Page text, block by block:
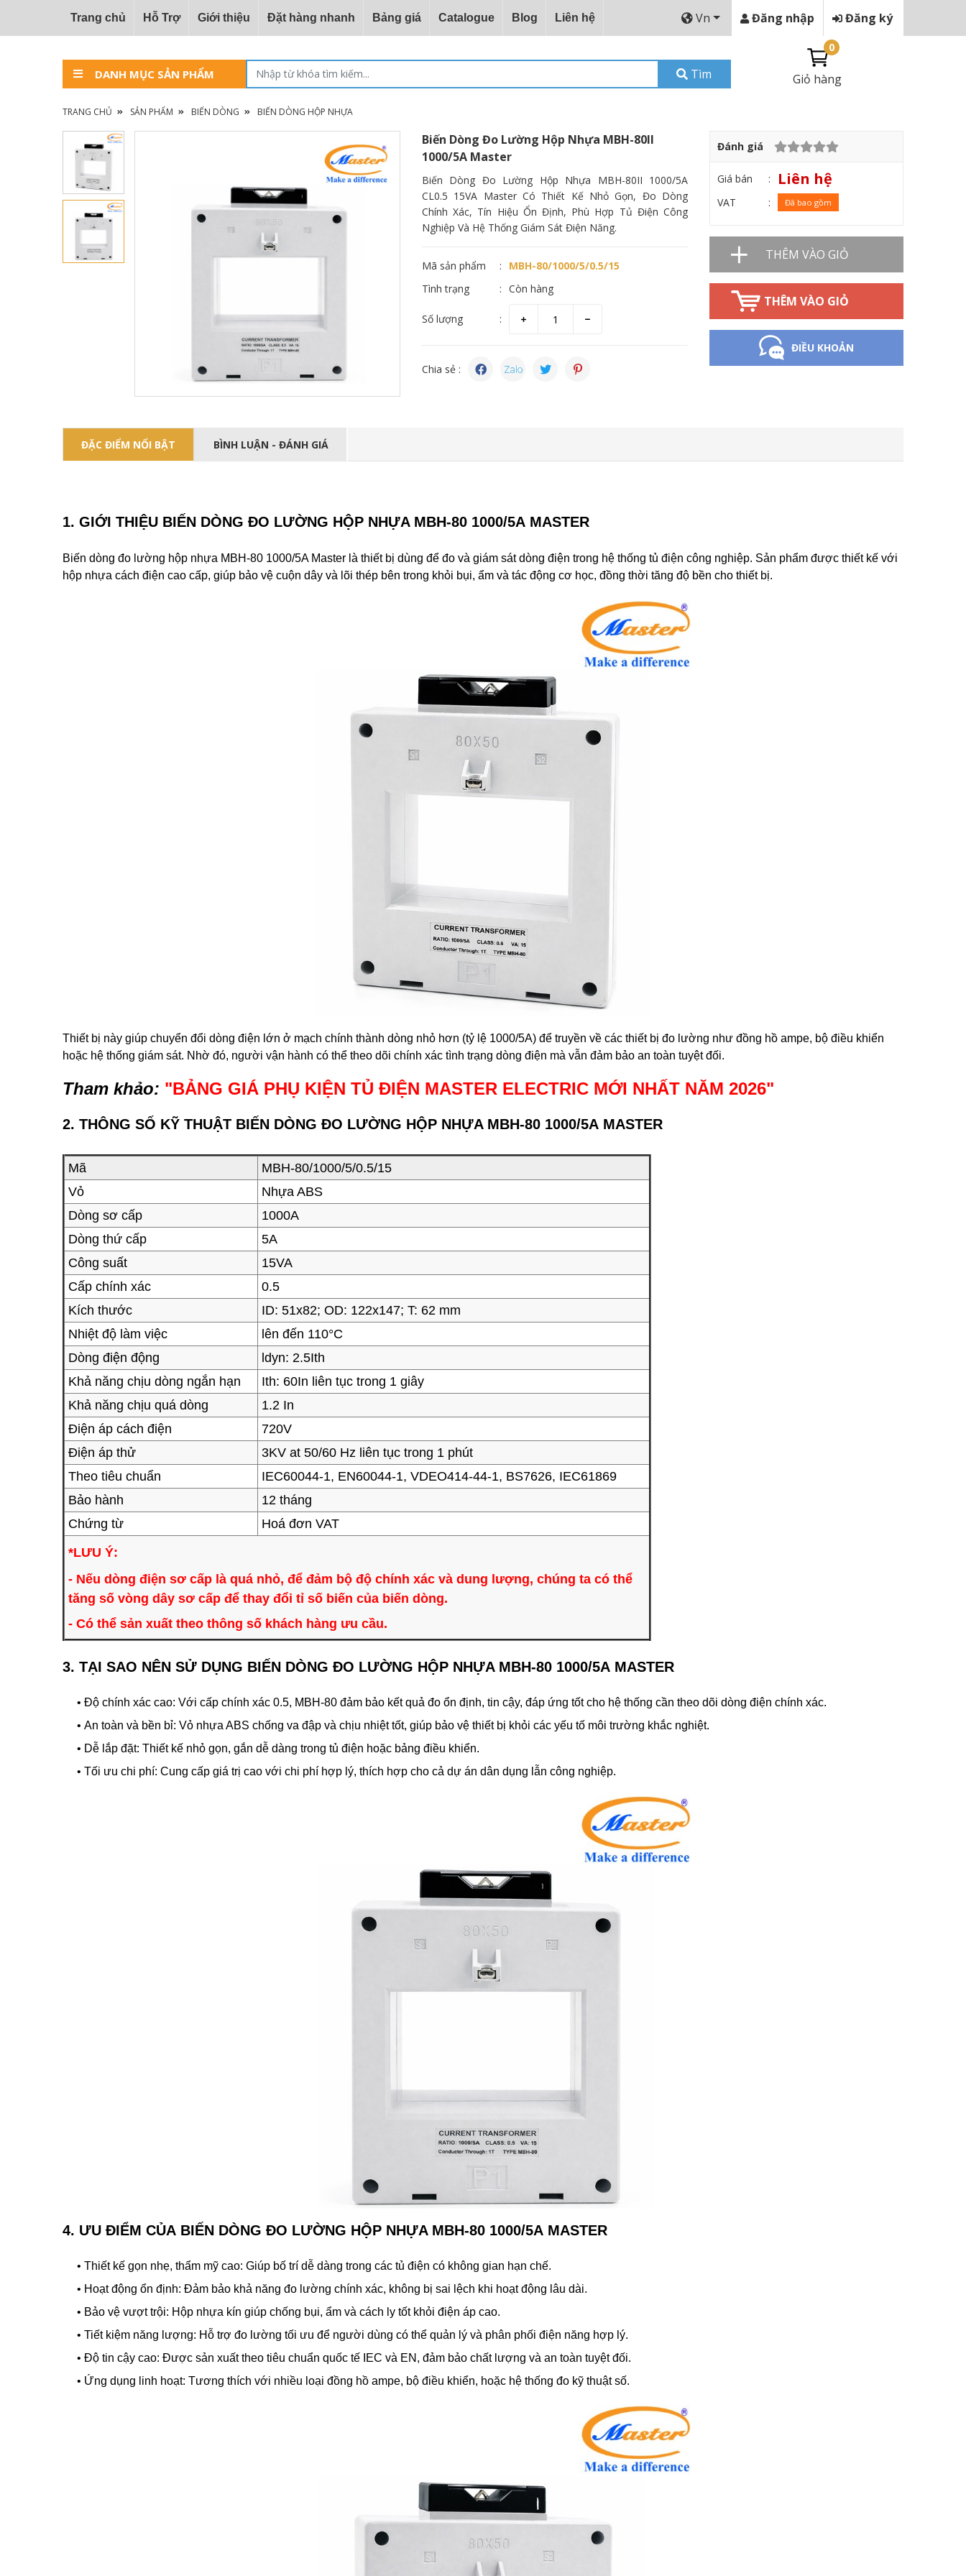
Trang chủ Hỗ Trợ Giới thiệu Đặt hàng nhanh Bảng giá Catalogue Blog Liên hệ Vn Đăng nhập Đăng ký
DANH MỤC SẢN PHẨM Tìm Giỏ hàng
0
TRANG CHỦ SẢN PHẨM BIẾN DÒNG BIẾN DÒNG HỘP NHỰA
Biến Dòng Đo Lường Hộp Nhựa MBH-80II
1000/5A Master
Biến Dòng Đo Lường Hộp Nhựa MBH-80II 1000/5A
CL0.5 15VA Master Có Thiết Kế Nhỏ Gọn, Đo Dòng
Chính Xác, Tín Hiệu Ổn Định, Phù Hợp Tủ Điện Công
Nghiệp Và Hệ Thống Giám Sát Điện Năng.
Mã sản phẩm
MBH-80/1000/5/0.5/15
Tình trạng
Còn hàng
Số lượng
Chia sẻ :
Đánh giá
Giá bán Liên hệ
VAT Đã bao gồm
THÊM VÀO GIỎ
THÊM VÀO GIỎ
ĐIỀU KHOẢN
ĐẶC ĐIỂM NỔI BẬT BÌNH LUẬN - ĐÁNH GIÁ
1. GIỚI THIỆU BIẾN DÒNG ĐO LƯỜNG HỘP NHỰA MBH-80 1000/5A MASTER
Biến dòng đo lường hộp nhựa MBH-80 1000/5A Master là thiết bị dùng để đo và giám sát dòng điện trong hệ thống tủ điện công nghiệp. Sản phẩm được thiết kế với
hộp nhựa cách điện cao cấp, giúp bảo vệ cuộn dây và lõi thép bên trong khỏi bụi, ẩm và tác động cơ học, đồng thời tăng độ bền cho thiết bị.
Thiết bị này giúp chuyển đổi dòng điện lớn ở mạch chính thành dòng nhỏ hơn (tỷ lệ 1000/5A) để truyền về các thiết bị đo lường như đồng hồ ampe, bộ điều khiển
hoặc hệ thống giám sát. Nhờ đó, người vận hành có thể theo dõi chính xác tình trạng dòng điện mà vẫn đảm bảo an toàn tuyệt đối.
Tham khảo: "BẢNG GIÁ PHỤ KIỆN TỦ ĐIỆN MASTER ELECTRIC MỚI NHẤT NĂM 2026"
2. THÔNG SỐ KỸ THUẬT BIẾN DÒNG ĐO LƯỜNG HỘP NHỰA MBH-80 1000/5A MASTER
Mã
MBH-80/1000/5/0.5/15
Vỏ
Nhựa ABS
Dòng sơ cấp
1000A
Dòng thứ cấp
5A
Công suất
15VA
Cấp chính xác
0.5
Kích thước
ID: 51x82; OD: 122x147; T: 62 mm
Nhiệt độ làm việc
lên đến 110°C
Dòng điện động
ldyn: 2.5Ith
Khả năng chịu dòng ngắn hạn
Ith: 60In liên tục trong 1 giây
Khả năng chịu quá dòng
1.2 In
Điện áp cách điện
720V
Điện áp thử
3KV at 50/60 Hz liên tục trong 1 phút
Theo tiêu chuẩn
IEC60044-1, EN60044-1, VDEO414-44-1, BS7626, IEC61869
Bảo hành
12 tháng
Chứng từ
Hoá đơn VAT
*LƯU Ý:
- Nếu dòng điện sơ cấp là quá nhỏ, để đảm bộ độ chính xác và dung lượng, chúng ta có thể
tăng số vòng dây sơ cấp để thay đổi tỉ số biến của biến dòng.
- Có thể sản xuất theo thông số khách hàng ưu cầu.
3. TẠI SAO NÊN SỬ DỤNG BIẾN DÒNG ĐO LƯỜNG HỘP NHỰA MBH-80 1000/5A MASTER
• Độ chính xác cao: Với cấp chính xác 0.5, MBH-80 đảm bảo kết quả đo ổn định, tin cậy, đáp ứng tốt cho hệ thống cần theo dõi dòng điện chính xác.
• An toàn và bền bỉ: Vỏ nhựa ABS chống va đập và chịu nhiệt tốt, giúp bảo vệ thiết bị khỏi các yếu tố môi trường khắc nghiệt.
• Dễ lắp đặt: Thiết kế nhỏ gọn, gắn dễ dàng trong tủ điện hoặc bảng điều khiển.
• Tối ưu chi phí: Cung cấp giá trị cao với chi phí hợp lý, thích hợp cho cả dự án dân dụng lẫn công nghiệp.
4. ƯU ĐIỂM CỦA BIẾN DÒNG ĐO LƯỜNG HỘP NHỰA MBH-80 1000/5A MASTER
• Thiết kế gọn nhẹ, thẩm mỹ cao: Giúp bố trí dễ dàng trong các tủ điện có không gian hạn chế.
• Hoạt động ổn định: Đảm bảo khả năng đo lường chính xác, không bị sai lệch khi hoạt động lâu dài.
• Bảo vệ vượt trội: Hộp nhựa kín giúp chống bụi, ẩm và cách ly tốt khỏi điện áp cao.
• Tiết kiệm năng lượng: Hỗ trợ đo lường tối ưu để người dùng có thể quản lý và phân phối điện năng hợp lý.
• Độ tin cậy cao: Được sản xuất theo tiêu chuẩn quốc tế IEC và EN, đảm bảo chất lượng và an toàn tuyệt đối.
• Ứng dụng linh hoạt: Tương thích với nhiều loại đồng hồ ampe, bộ điều khiển, hoặc hệ thống đo kỹ thuật số.